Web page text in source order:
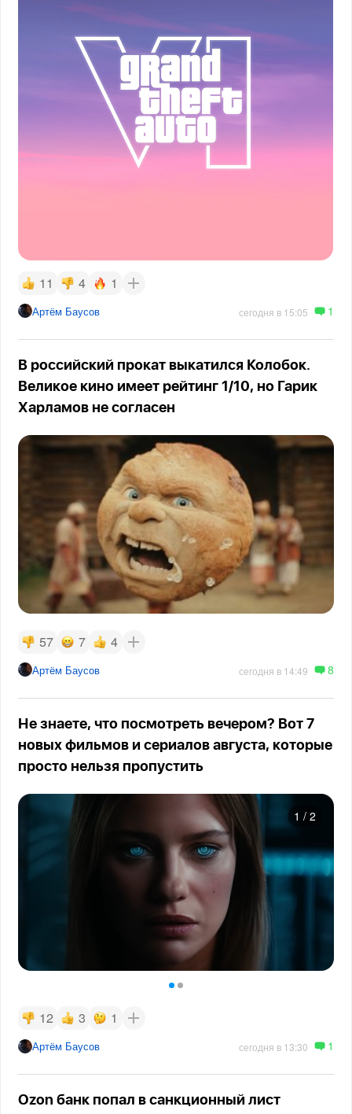
11 4 1
Артём Баусов сегодня в 15:05 1
В российский прокат выкатился Колобок.
Великое кино имеет рейтинг 1/10, но Гарик
Харламов не согласен
57 7 4
Артём Баусов сегодня в 14:49 8
Не знаете, что посмотреть вечером? Вот 7
новых фильмов и сериалов августа, которые
просто нельзя пропустить
1 / 2
12 3 1
Артём Баусов сегодня в 13:30 1
Ozon банк попал в санкционный лист